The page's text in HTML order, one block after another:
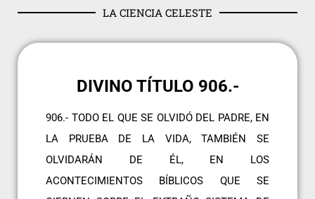
LA CIENCIA CELESTE
DIVINO TÍTULO 906.-
906.- TODO EL QUE SE OLVIDÓ DEL PADRE, EN
LA PRUEBA DE LA VIDA, TAMBIÉN SE
OLVIDARÁN DE ÉL, EN LOS
ACONTECIMIENTOS BÍBLICOS QUE SE